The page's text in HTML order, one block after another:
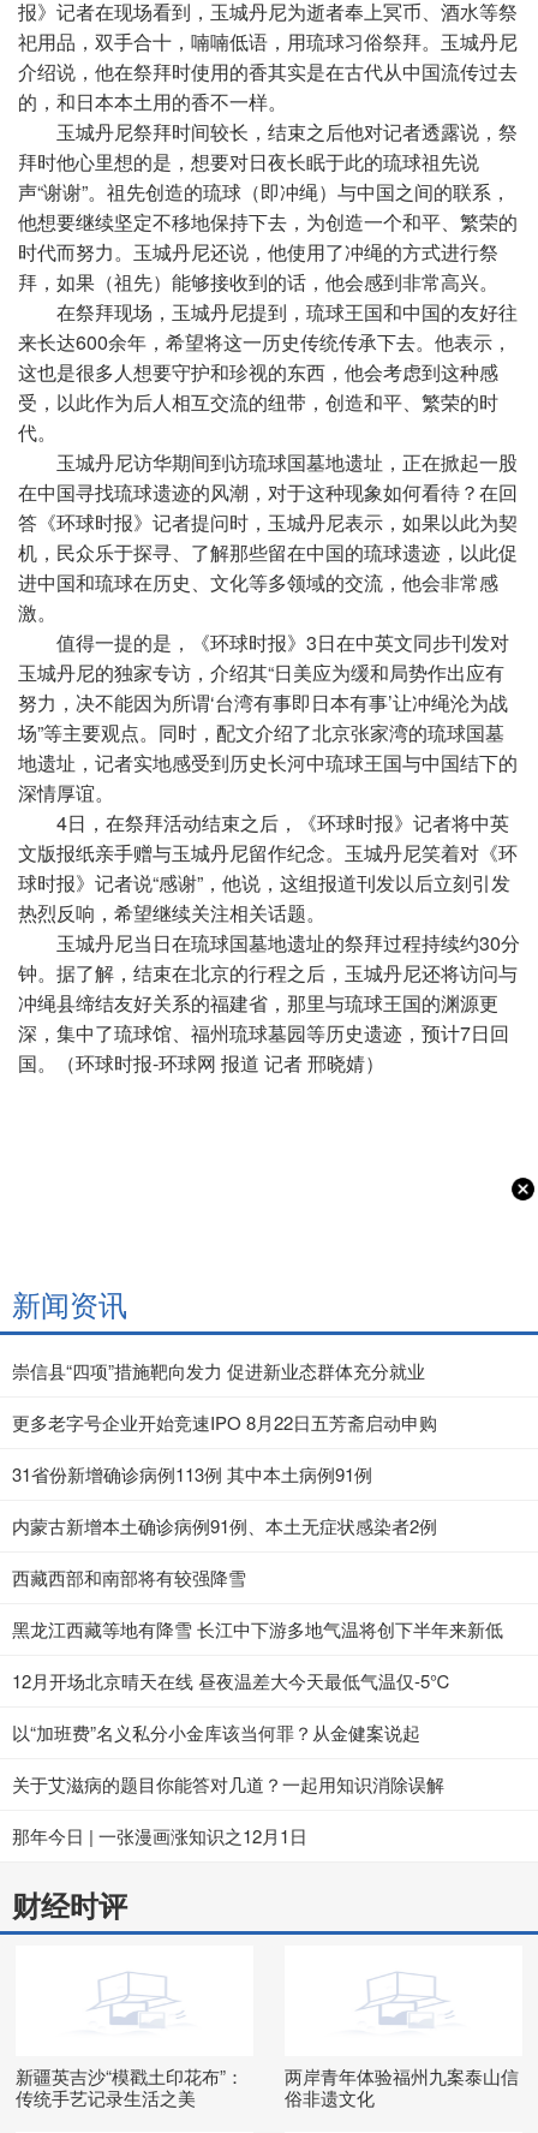
报》记者在现场看到，玉城丹尼为逝者奉上冥币、酒水等祭
祀用品，双手合十，喃喃低语，用琉球习俗祭拜。玉城丹尼
介绍说，他在祭拜时使用的香其实是在古代从中国流传过去
的，和日本本土用的香不一样。
玉城丹尼祭拜时间较长，结束之后他对记者透露说，祭
拜时他心里想的是，想要对日夜长眠于此的琉球祖先说
声“谢谢”。祖先创造的琉球（即冲绳）与中国之间的联系，
他想要继续坚定不移地保持下去，为创造一个和平、繁荣的
时代而努力。玉城丹尼还说，他使用了冲绳的方式进行祭
拜，如果（祖先）能够接收到的话，他会感到非常高兴。
在祭拜现场，玉城丹尼提到，琉球王国和中国的友好往
来长达600余年，希望将这一历史传统传承下去。他表示，
这也是很多人想要守护和珍视的东西，他会考虑到这种感
受，以此作为后人相互交流的纽带，创造和平、繁荣的时
代。
玉城丹尼访华期间到访琉球国墓地遗址，正在掀起一股
在中国寻找琉球遗迹的风潮，对于这种现象如何看待？在回
答《环球时报》记者提问时，玉城丹尼表示，如果以此为契
机，民众乐于探寻、了解那些留在中国的琉球遗迹，以此促
进中国和琉球在历史、文化等多领域的交流，他会非常感
激。
值得一提的是，《环球时报》3日在中英文同步刊发对
玉城丹尼的独家专访，介绍其“日美应为缓和局势作出应有
努力，决不能因为所谓‘台湾有事即日本有事’让冲绳沦为战
场”等主要观点。同时，配文介绍了北京张家湾的琉球国墓
地遗址，记者实地感受到历史长河中琉球王国与中国结下的
深情厚谊。
4日，在祭拜活动结束之后，《环球时报》记者将中英
文版报纸亲手赠与玉城丹尼留作纪念。玉城丹尼笑着对《环
球时报》记者说“感谢”，他说，这组报道刊发以后立刻引发
热烈反响，希望继续关注相关话题。
玉城丹尼当日在琉球国墓地遗址的祭拜过程持续约30分
钟。据了解，结束在北京的行程之后，玉城丹尼还将访问与
冲绳县缔结友好关系的福建省，那里与琉球王国的渊源更
深，集中了琉球馆、福州琉球墓园等历史遗迹，预计7日回
国。（环球时报-环球网 报道 记者 邢晓婧）
新闻资讯
崇信县“四项”措施靶向发力 促进新业态群体充分就业
更多老字号企业开始竞速IPO 8月22日五芳斋启动申购
31省份新增确诊病例113例 其中本土病例91例
内蒙古新增本土确诊病例91例、本土无症状感染者2例
西藏西部和南部将有较强降雪
黑龙江西藏等地有降雪 长江中下游多地气温将创下半年来新低
12月开场北京晴天在线 昼夜温差大今天最低气温仅-5℃
以“加班费”名义私分小金库该当何罪？从金健案说起
关于艾滋病的题目你能答对几道？一起用知识消除误解
那年今日 | 一张漫画涨知识之12月1日
财经时评
新疆英吉沙“模戳土印花布”：
传统手艺记录生活之美
两岸青年体验福州九案泰山信
俗非遗文化